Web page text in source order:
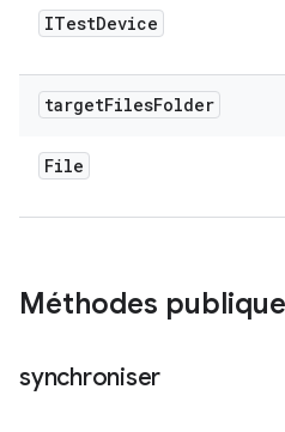
ITestDevice
targetFilesFolder
File
Méthodes
synchroniser